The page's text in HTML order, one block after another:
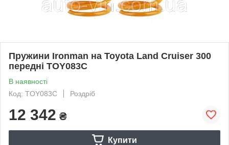
Пружини Ironman на Toyota Land Cruiser 300
передні TOY083C
В наявності
Код: TOY083C
Роздріб
12 342 ₴
Купити